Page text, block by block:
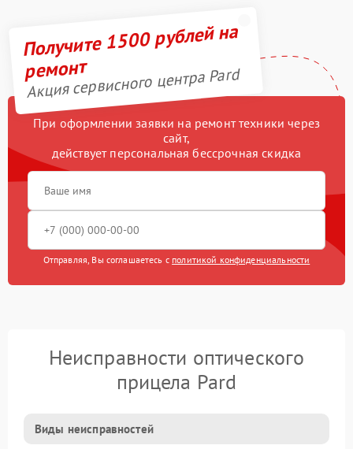
Получите 1500 рублей на
ремонт
Акция сервисного центра Pard
При оформлении заявки на ремонт техники через
сайт,
действует персональная бессрочная скидка
Отправляя, Вы соглашаетесь с политикой конфиденциальности
Неисправности оптического
прицела Pard
Виды неисправностей